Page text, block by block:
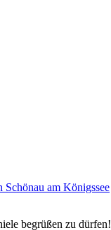
Schönau am Königssee
begrüßen zu dürfen!